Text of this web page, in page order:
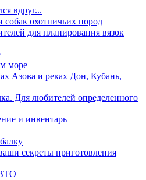
вдруг...
охотничьих пород
для планирования вязок
море
Азова и реках Дон, Кубань,
Для любителей определенного
и инвентарь
секреты приготовления